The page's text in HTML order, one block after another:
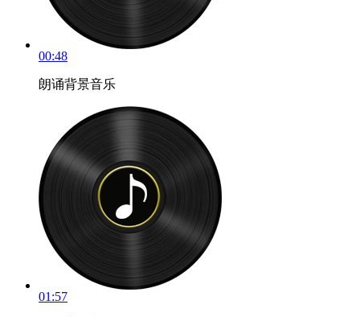
00:48
朗诵背景音乐
01:57